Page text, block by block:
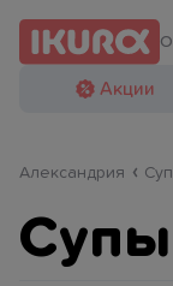
О
Акции
Александрия
Супы